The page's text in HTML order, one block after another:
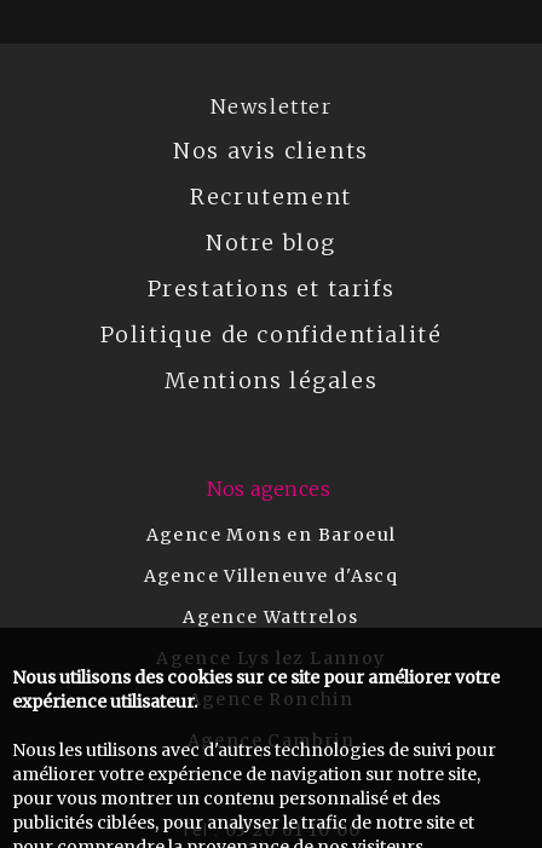
Newsletter
Nos avis clients
Recrutement
Notre blog
Prestations et tarifs
Politique de confidentialité
Mentions légales
Nos agences
Agence Mons en Baroeul
Agence Villeneuve d'Ascq
Agence Wattrelos
Agence Lys lez Lannoy
Agence Ronchin
Agence Cambrin
Tel :03 20 61 10 00
Nous utilisons des cookies sur ce site pour améliorer votre
expérience utilisateur.
Nous les utilisons avec d'autres technologies de suivi pour
améliorer votre expérience de navigation sur notre site,
pour vous montrer un contenu personnalisé et des
publicités ciblées, pour analyser le trafic de notre site et